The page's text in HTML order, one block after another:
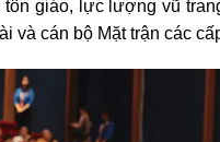
tôn giáo, lực lượng vũ
và cán bộ Mặt trận các